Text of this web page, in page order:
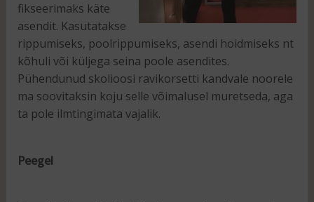
fikseerimaks käte
asendit. Kasutatakse
rippumiseks, poolrippumiseks, asendi hoidmiseks nt
kõhuli või küljega seina poole asendites.
Pühendunud skolioosi ravikorsetti kandvale noorele
ma soovitaksin koju selle võimalusel muretseda, aga
ta pole ilmtingimata vajalik.
Peegel